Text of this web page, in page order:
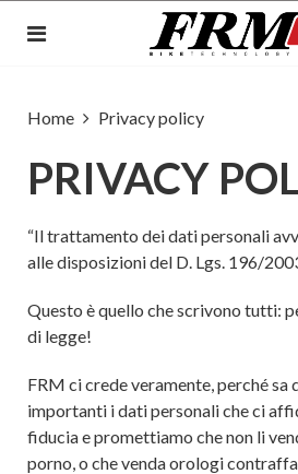
Home Privacy policy
PRIVACY
“Il trattamento dei dati personali
alle disposizioni del D. Lgs. 196/
Questo è quello che scrivono tutti:
di legge!
FRM ci crede veramente, perché sa
importanti i dati personali che ci
fiducia e promettiamo che non li
porno, o che venda orologi